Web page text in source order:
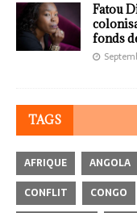
Fatou
fonds
TAGS
AFRIQUE ANGOLA
CONFLIT
CONGO